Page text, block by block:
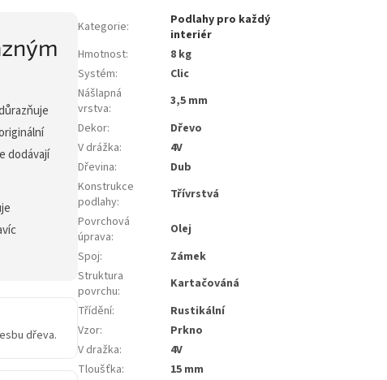
dodávají
dřeva.
Kategorie:
Podlahy pro každý
interiér
Hmotnost:
8 kg
Systém:
Clic
Nášlapná
vrstva:
3,5 mm
Dekor:
Dřevo
V drážka:
4V
Dřevina:
Dub
Konstrukce
podlahy:
Třívrstvá
Povrchová
úprava:
Olej
Spoj:
Zámek
Struktura
povrchu:
Kartačováná
Třídění:
Rustikální
Vzor:
Prkno
V dražka:
4V
Tloušťka:
15 mm